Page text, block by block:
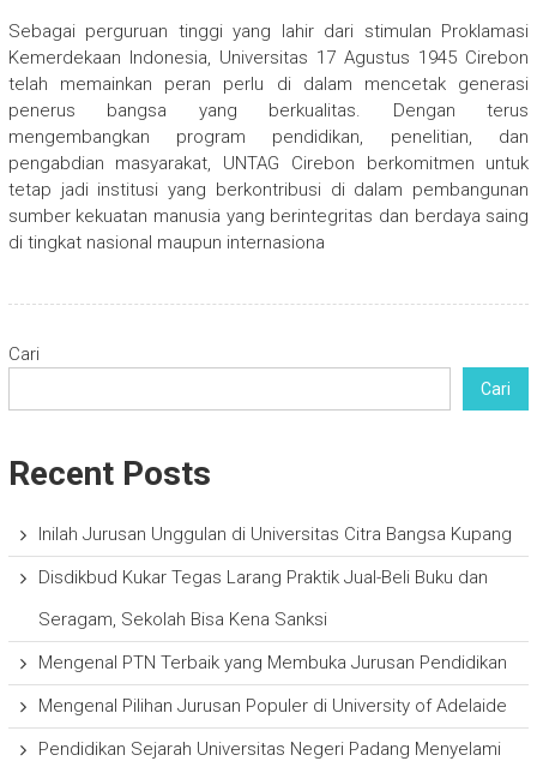
Sebagai perguruan tinggi yang lahir dari stimulan Proklamasi
Kemerdekaan Indonesia, Universitas 17 Agustus 1945 Cirebon
telah memainkan peran perlu di dalam mencetak generasi
penerus bangsa yang berkualitas. Dengan terus
mengembangkan program pendidikan, penelitian, dan
pengabdian masyarakat, UNTAG Cirebon berkomitmen untuk
tetap jadi institusi yang berkontribusi di dalam pembangunan
sumber kekuatan manusia yang berintegritas dan berdaya saing
di tingkat nasional maupun internasiona
Cari
Cari
Recent Posts
Inilah Jurusan Unggulan di Universitas Citra Bangsa Kupang
Disdikbud Kukar Tegas Larang Praktik Jual-Beli Buku dan
Seragam, Sekolah Bisa Kena Sanksi
Mengenal PTN Terbaik yang Membuka Jurusan Pendidikan
Mengenal Pilihan Jurusan Populer di University of Adelaide
Pendidikan Sejarah Universitas Negeri Padang Menyelami